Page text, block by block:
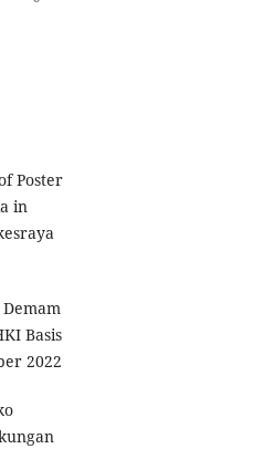
Poster
in
Basis
2022